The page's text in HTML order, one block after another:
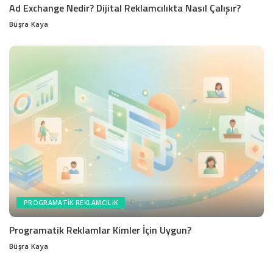
Ad Exchange Nedir? Dijital Reklamcılıkta Nasıl Çalışır?
Posted
Büşra Kaya
PROGRAMATIK REKLAMCILIK
Programatik Reklamlar Kimler İçin Uygun?
Posted
Büşra Kaya